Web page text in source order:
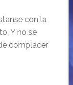
con la
Y no se
complacer